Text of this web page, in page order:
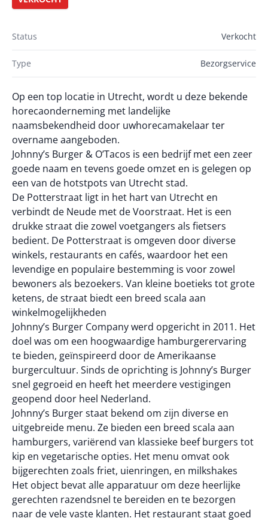
Status Verkocht
Type Bezorgservice
Op een top locatie in Utrecht, wordt u deze bekende
horecaonderneming met landelijke
naamsbekendheid door uwhorecamakelaar ter
overname aangeboden.
Johnny’s Burger & O’Tacos is een bedrijf met een zeer
goede naam en tevens goede omzet en is gelegen op
een van de hotstpots van Utrecht stad.
De Potterstraat ligt in het hart van Utrecht en
verbindt de Neude met de Voorstraat. Het is een
drukke straat die zowel voetgangers als fietsers
bedient. De Potterstraat is omgeven door diverse
winkels, restaurants en cafés, waardoor het een
levendige en populaire bestemming is voor zowel
bewoners als bezoekers. Van kleine boetieks tot grote
ketens, de straat biedt een breed scala aan
winkelmogelijkheden
Johnny’s Burger Company werd opgericht in 2011. Het
doel was om een hoogwaardige hamburgerervaring
te bieden, geïnspireerd door de Amerikaanse
burgercultuur. Sinds de oprichting is Johnny’s Burger
snel gegroeid en heeft het meerdere vestigingen
geopend door heel Nederland.
Johnny’s Burger staat bekend om zijn diverse en
uitgebreide menu. Ze bieden een breed scala aan
hamburgers, variërend van klassieke beef burgers tot
kip en vegetarische opties. Het menu omvat ook
bijgerechten zoals friet, uienringen, en milkshakes
Het object bevat alle apparatuur om deze heerlijke
gerechten razendsnel te bereiden en te bezorgen
naar de vele vaste klanten. Het restaurant staat goed